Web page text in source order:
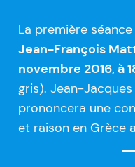
La première
Jean-François
novembre 2016, à
gris). Jean-
prononcera une
et raison en Grèce